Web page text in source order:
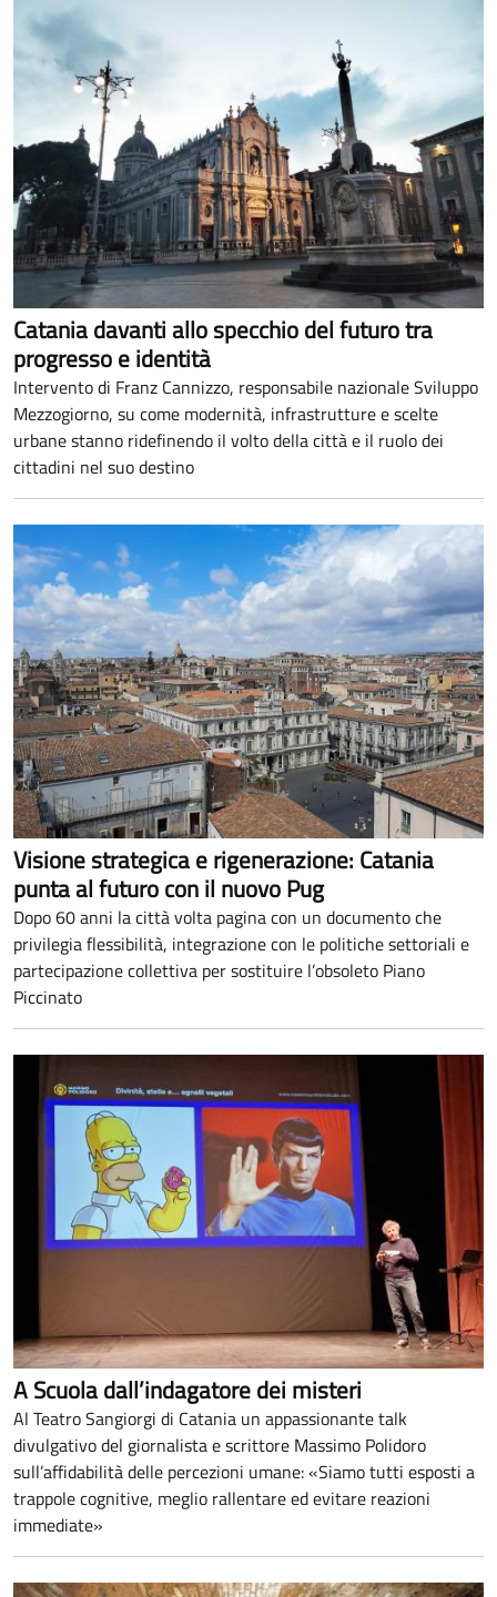
Catania davanti allo specchio del futuro tra
progresso e identità
Intervento di Franz Cannizzo, responsabile nazionale Sviluppo
Mezzogiorno, su come modernità, infrastrutture e scelte
urbane stanno ridefinendo il volto della città e il ruolo dei
cittadini nel suo destino
Visione strategica e rigenerazione: Catania
punta al futuro con il nuovo Pug
Dopo 60 anni la città volta pagina con un documento che
privilegia flessibilità, integrazione con le politiche settoriali e
partecipazione collettiva per sostituire l’obsoleto Piano
Piccinato
A Scuola dall’indagatore dei misteri
Al Teatro Sangiorgi di Catania un appassionante talk
divulgativo del giornalista e scrittore Massimo Polidoro
sull’affidabilità delle percezioni umane: «Siamo tutti esposti a
trappole cognitive, meglio rallentare ed evitare reazioni
immediate»